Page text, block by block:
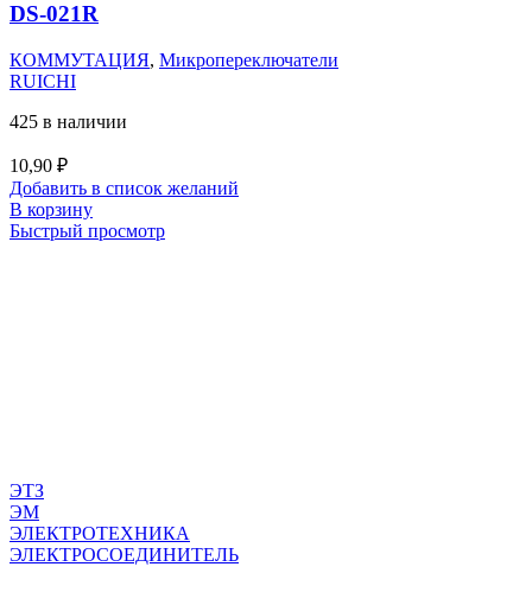
DS-021R
КОММУТАЦИЯ, Микропереключатели
RUICHI
425 в наличии
10,90 ₽
Добавить в список желаний
В корзину
Быстрый просмотр
ЭТЗ
ЭМ
ЭЛЕКТРОТЕХНИКА
ЭЛЕКТРОСОЕДИНИТЕЛЬ